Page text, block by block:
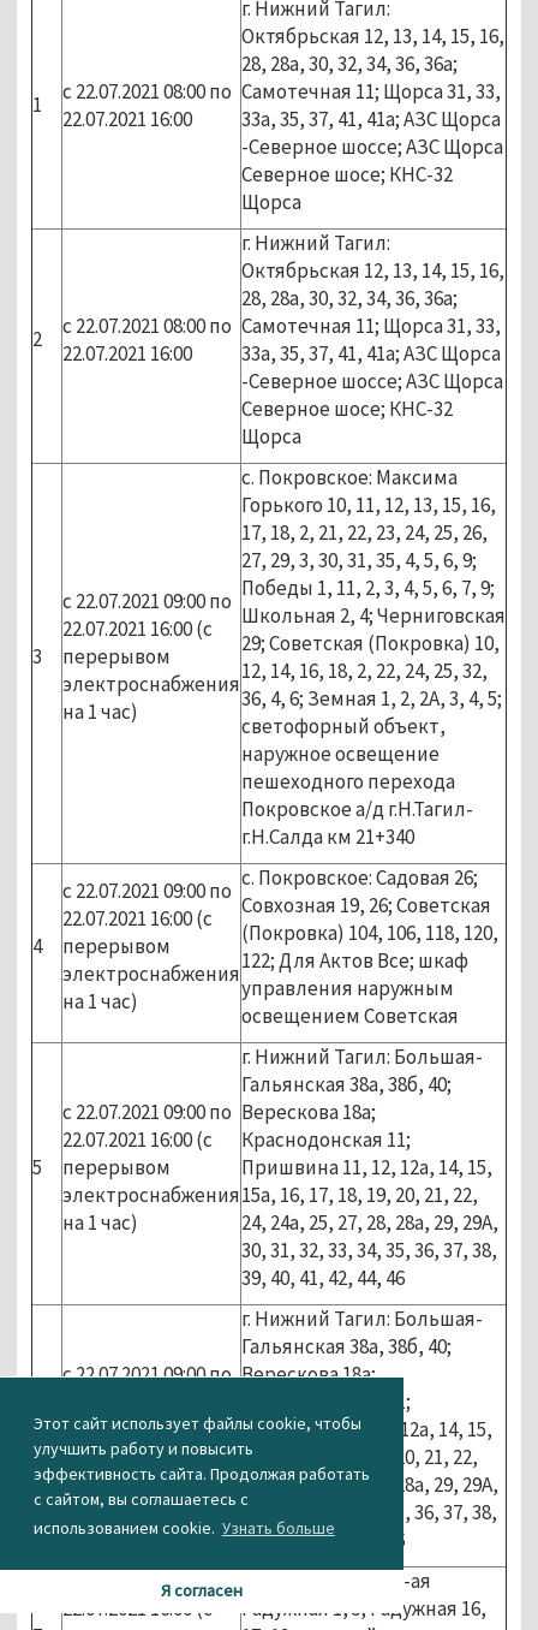
Этот сайт использует файлы cookie, чтобы
улучшить работу и повысить
эффективность сайта. Продолжая работать
с сайтом, вы соглашаетесь с
использованием cookie. Узнать больше
Я согласен
1
с 22.07.2021 08:00 по
22.07.2021 16:00
г. Нижний Тагил:
Октябрьская 12, 13, 14, 15, 16,
28, 28а, 30, 32, 34, 36, 36а;
Самотечная 11; Щорса 31, 33,
33а, 35, 37, 41, 41а; АЗС Щорса
-Северное шоссе; АЗС Щорса
Северное шосе; КНС-32
Щорса
2
с 22.07.2021 08:00 по
22.07.2021 16:00
г. Нижний Тагил:
Октябрьская 12, 13, 14, 15, 16,
28, 28а, 30, 32, 34, 36, 36а;
Самотечная 11; Щорса 31, 33,
33а, 35, 37, 41, 41а; АЗС Щорса
-Северное шоссе; АЗС Щорса
Северное шосе; КНС-32
Щорса
3
с 22.07.2021 09:00 по
22.07.2021 16:00 (с
перерывом
электроснабжения
на 1 час)
с. Покровское: Максима
Горького 10, 11, 12, 13, 15, 16,
17, 18, 2, 21, 22, 23, 24, 25, 26,
27, 29, 3, 30, 31, 35, 4, 5, 6, 9;
Победы 1, 11, 2, 3, 4, 5, 6, 7, 9;
Школьная 2, 4; Черниговская
29; Советская (Покровка) 10,
12, 14, 16, 18, 2, 22, 24, 25, 32,
36, 4, 6; Земная 1, 2, 2А, 3, 4, 5;
светофорный объект,
наружное освещение
пешеходного перехода
Покровское а/д г.Н.Тагил-
г.Н.Салда км 21+340
4
с 22.07.2021 09:00 по
22.07.2021 16:00 (с
перерывом
электроснабжения
на 1 час)
с. Покровское: Садовая 26;
Совхозная 19, 26; Советская
(Покровка) 104, 106, 118, 120,
122; Для Актов Все; шкаф
управления наружным
освещением Советская
5
с 22.07.2021 09:00 по
22.07.2021 16:00 (с
перерывом
электроснабжения
на 1 час)
г. Нижний Тагил: Большая-
Гальянская 38а, 38б, 40;
Верескова 18а;
Краснодонская 11;
Пришвина 11, 12, 12а, 14, 15,
15а, 16, 17, 18, 19, 20, 21, 22,
24, 24а, 25, 27, 28, 28а, 29, 29А,
30, 31, 32, 33, 34, 35, 36, 37, 38,
39, 40, 41, 42, 44, 46
6
с 22.07.2021 09:00 по
перерывом
электроснабжения
на 1 час)
г. Нижний Тагил: Большая-
Гальянская 38а, 38б, 40;
Верескова 18а;
Краснодонская 11;
Пришвина 11, 12, 12а, 14, 15,
15а, 16, 17, 18, 19, 20, 21, 22,
24, 24а, 25, 27, 28, 28а, 29, 29А,
30, 31, 32, 33, 34, 35, 36, 37, 38,
39, 40, 41, 42, 44, 46
с 22.07.2021 09:00 по
22.07.2021 16:00 (с
г. Нижний Тагил: 2-ая
Радужная 1, 5; Радужная 16,